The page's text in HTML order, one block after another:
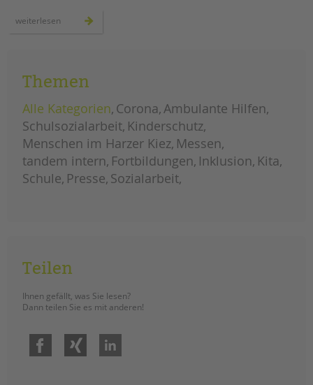
Seminarkalender
STADTTEILARBEIT
PROFIL | LEITBILD
Bereiche im Überblick
Kinder- und Jugendschutz
Unsere Videos
Gesellschafter VdK
Stellenangebote
NEWS/BLOG
unkuerzbar
Briefe an Kai
weiterlesen fachtag
2022
Themen
Alle Kategorien Corona Ambulante Hilfen
Schulsozialarbeit Kinderschutz
Menschen im Harzer Kiez Messen
tandem intern Fortbildungen Inklusion Kita
Schule Presse Sozialarbeit
Teilen
Ihnen gefällt, was Sie lesen?
Dann teilen Sie es mit anderen!
Facebook